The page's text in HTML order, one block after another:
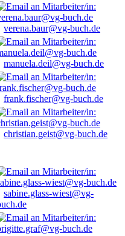
verena.baur@vg-buch.de
manuela.deil@vg-buch.de
frank.fischer@vg-buch.de
christian.geist@vg-buch.de
sabine.glass-wiest@vg-